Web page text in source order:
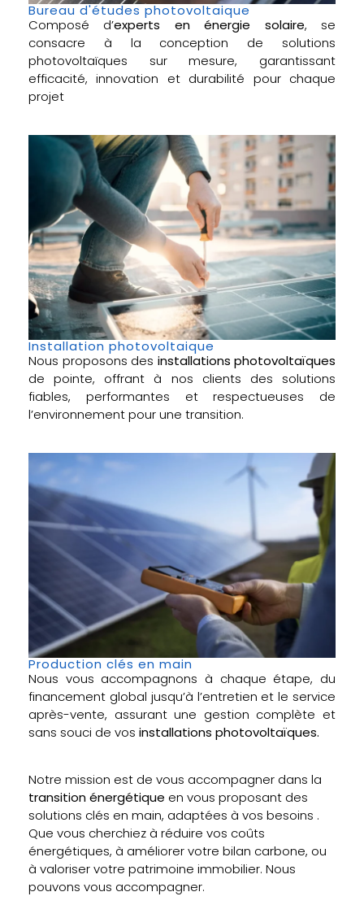
Bureau d'études photovoltaique
Composé d’experts en énergie solaire, se
consacre à la conception de solutions
photovoltaïques sur mesure, garantissant
efficacité, innovation et durabilité pour chaque
projet
Installation photovoltaique
Nous proposons des installations photovoltaïques
de pointe, offrant à nos clients des solutions
fiables, performantes et respectueuses de
l’environnement pour une transition.
Production clés en main
Nous vous accompagnons à chaque étape, du
financement global jusqu’à l’entretien et le service
après-vente, assurant une gestion complète et
sans souci de vos installations photovoltaïques.
Notre mission est de vous accompagner dans la
transition énergétique en vous proposant des
solutions clés en main, adaptées à vos besoins .
Que vous cherchiez à réduire vos coûts
énergétiques, à améliorer votre bilan carbone, ou
à valoriser votre patrimoine immobilier. Nous
pouvons vous accompagner.